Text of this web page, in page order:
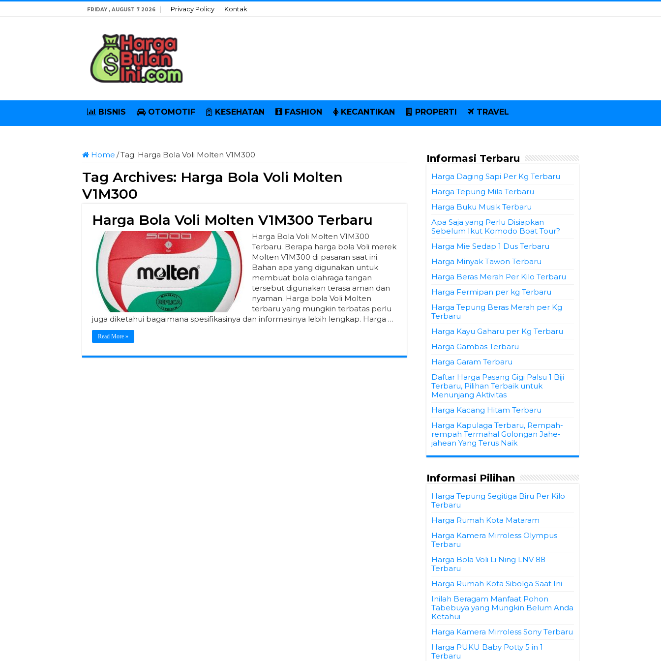
FRIDAY , AUGUST 7 2026 Privacy Policy Kontak
BISNIS OTOMOTIF KESEHATAN FASHION KECANTIKAN PROPERTI TRAVEL
Home /Tag: Harga Bola Voli Molten V1M300
Tag Archives: Harga Bola Voli Molten
V1M300
Harga Bola Voli Molten V1M300 Terbaru
Harga Bola Voli Molten V1M300
Terbaru. Berapa harga bola Voli merek
Molten V1M300 di pasaran saat ini.
Bahan apa yang digunakan untuk
membuat bola olahraga tangan
tersebut digunakan terasa aman dan
nyaman. Harga bola Voli Molten
terbaru yang mungkin terbatas perlu
juga diketahui bagaimana spesifikasinya dan informasinya lebih lengkap. Harga …
Read More »
Informasi Terbaru
Harga Daging Sapi Per Kg Terbaru
Harga Tepung Mila Terbaru
Harga Buku Musik Terbaru
Apa Saja yang Perlu Disiapkan
Sebelum Ikut Komodo Boat Tour?
Harga Mie Sedap 1 Dus Terbaru
Harga Minyak Tawon Terbaru
Harga Beras Merah Per Kilo Terbaru
Harga Fermipan per kg Terbaru
Harga Tepung Beras Merah per Kg
Terbaru
Harga Kayu Gaharu per Kg Terbaru
Harga Gambas Terbaru
Harga Garam Terbaru
Daftar Harga Pasang Gigi Palsu 1 Biji
Terbaru, Pilihan Terbaik untuk
Menunjang Aktivitas
Harga Kacang Hitam Terbaru
Harga Kapulaga Terbaru, Rempah-
rempah Termahal Golongan Jahe-
jahean Yang Terus Naik
Informasi Pilihan
Harga Tepung Segitiga Biru Per Kilo
Terbaru
Harga Rumah Kota Mataram
Harga Kamera Mirroless Olympus
Terbaru
Harga Bola Voli Li Ning LNV 88
Terbaru
Harga Rumah Kota Sibolga Saat Ini
Inilah Beragam Manfaat Pohon
Tabebuya yang Mungkin Belum Anda
Ketahui
Harga Kamera Mirroless Sony Terbaru
Harga PUKU Baby Potty 5 in 1
Terbaru